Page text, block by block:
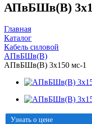
АПвБШв(B)
Главная
Каталог
Кабель силовой
АПвБШв(B)
АПвБШв(B) 3х150 мс-1
Узнать о цене